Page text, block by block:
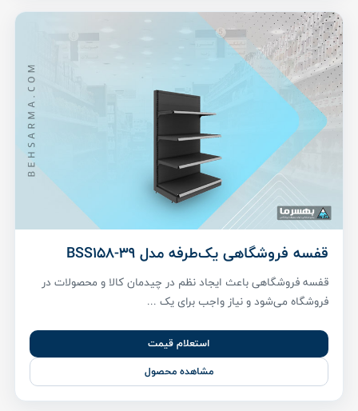
قفسه فروشگاهی یک‌طرفه مدل BSS158-39
قفسه فروشگاهی باعث ایجاد نظم در چیدمان کالا و محصولات در
فروشگاه می‌شود و نیاز واجب برای یک ...
استعلام قیمت
مشاهده محصول